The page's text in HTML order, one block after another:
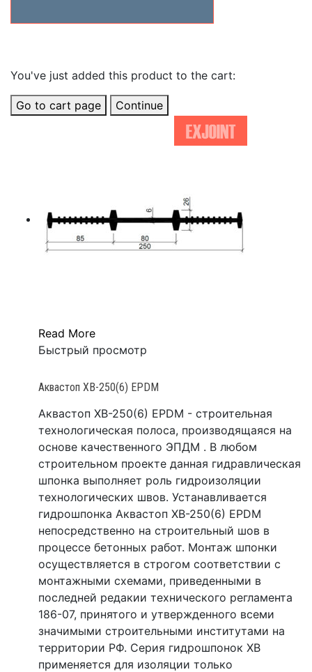
You've just added this product to the cart:
Go to cart page Continue
Read More
Быстрый просмотр
Аквастоп ХВ-250(6) EPDM
Аквастоп ХВ-250(6) EPDM - строительная
технологическая полоса, производящаяся на
основе качественного ЭПДМ . В любом
строительном проекте данная гидравлическая
шпонка выполняет роль гидроизоляции
технологических швов. Устанавливается
гидрошпонка Аквастоп ХВ-250(6) EPDM
непосредственно на строительный шов в
процессе бетонных работ. Монтаж шпонки
осуществляется в строгом соответствии с
монтажными схемами, приведенными в
последней редакии технического регламента
186-07, принятого и утвержденного всеми
значимыми строительными институтами на
территории РФ. Серия гидрошпонок ХВ
применяется для изоляции только